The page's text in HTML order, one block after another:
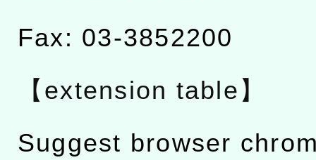
Fax: 03-3852200
【extension table】
Suggest browser